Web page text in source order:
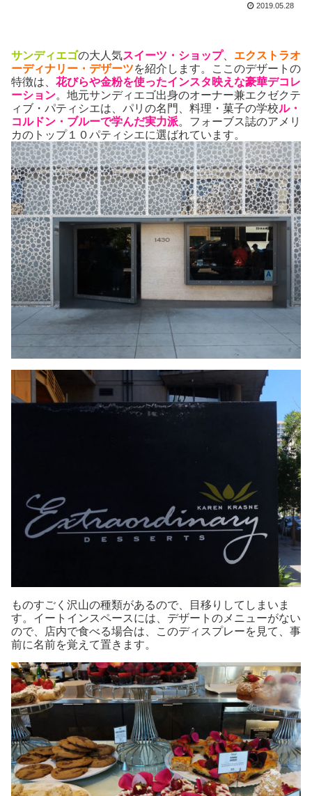
2019.05.28
サンディエゴの大人気スイーツ・ショップ、 エクストラオ
ーディナリー・デザーツを紹介します。ここのデザートの
特徴は、 花びらや金粉を使ったインスタ映えな豪華デコレ
ーション。地元サンディエゴ出身のオーナー兼エクゼクテ
ィブ・パティシエは、パリの名門、料理・菓子の学校ル・
コルドン・ブルーで学んだ実力派。フォーブス誌のアメリ
カのトップ１０パティシエに選ばれています。
ものすごく沢山の種類があるので、目移りしてしまいま
す。イートインスペースには、デザートのメニューがない
ので、店内で食べる場合は、このディスプレーを見て、事
前に名前を覚えて置きます。